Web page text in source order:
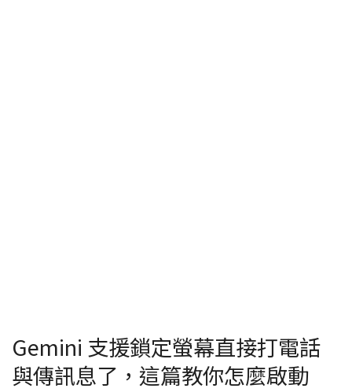
Gemini 支援鎖定螢幕直接打電話
與傳訊息了，這篇教你怎麼啟動